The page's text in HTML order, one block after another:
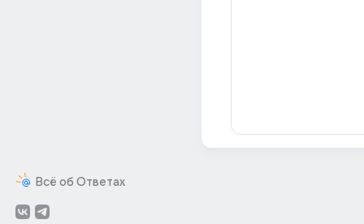
Всё об Ответах